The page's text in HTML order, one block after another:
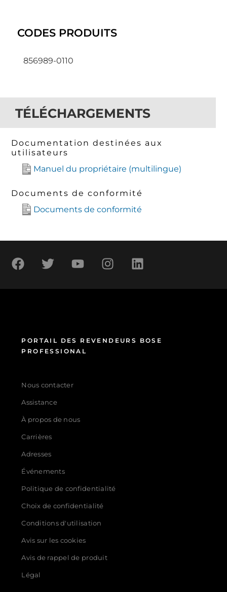
CODES PRODUITS
856989-0110
TÉLÉCHARGEMENTS
Documentation destinées aux
utilisateurs
Manuel du propriétaire (multilingue)
Documents de conformité
Documents de conformité
PORTAIL DES REVENDEURS BOSE
PROFESSIONAL
Nous contacter
Assistance
À propos de nous
Carrières
Adresses
Événements
Politique de confidentialité
Choix de confidentialité
Conditions d'utilisation
Avis sur les cookies
Avis de rappel de produit
Légal